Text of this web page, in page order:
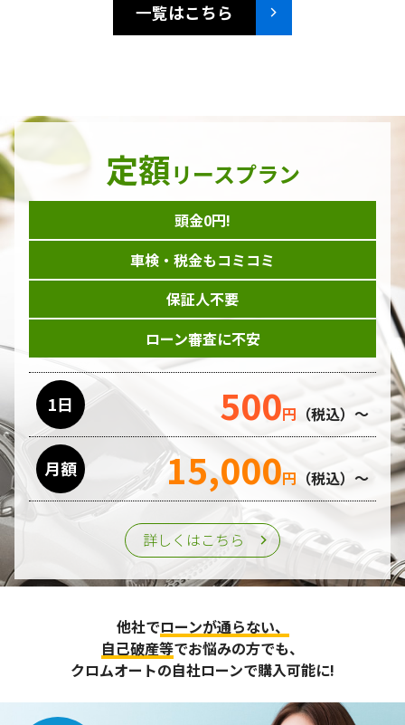
一覧はこちら
定額リースプラン
頭金0円!
車検・税金もコミコミ
保証人不要
ローン審査に不安
1日 500円 （税込）～
月額 15,000円 （税込）～
詳しくはこちら
他社でローンが通らない、
自己破産等でお悩みの方でも、
クロムオートの自社ローンで購入可能に!